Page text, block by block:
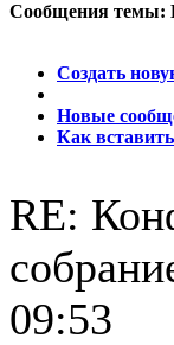
Сообщения темы:
Создать
Новые
Как
RE:
09:53